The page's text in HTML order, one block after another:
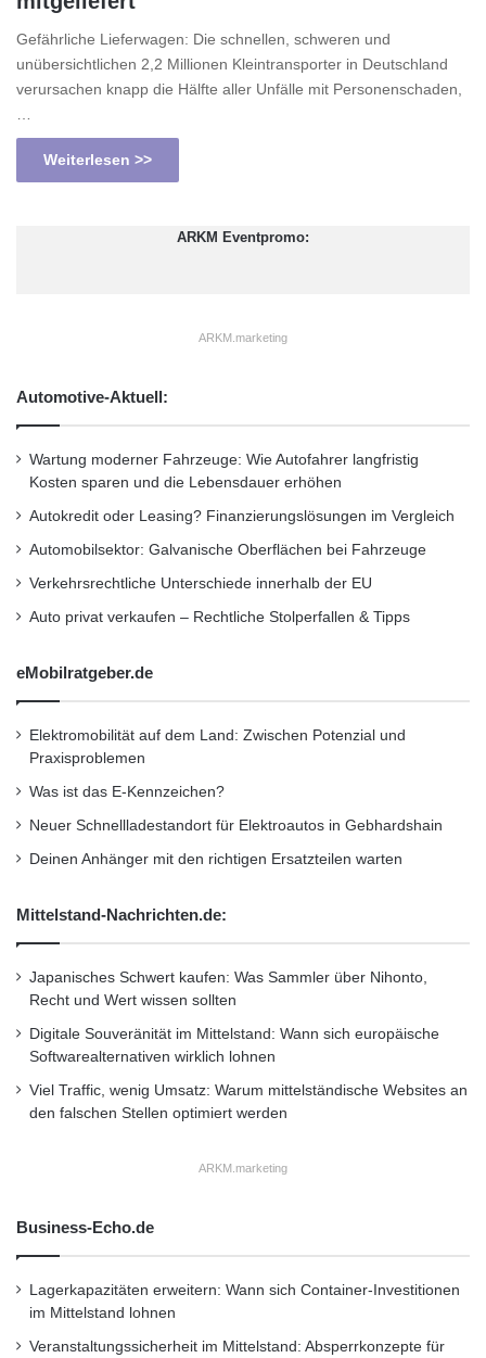
Gefährliche Lieferwagen: Die schnellen, schweren und
unübersichtlichen 2,2 Millionen Kleintransporter in Deutschland
verursachen knapp die Hälfte aller Unfälle mit Personenschaden,
Weiterlesen >>
ARKM Eventpromo:
ARKM.marketing
Automotive-Aktuell:
Wartung moderner Fahrzeuge: Wie Autofahrer langfristig
Kosten sparen und die Lebensdauer erhöhen
Autokredit oder Leasing? Finanzierungslösungen im Vergleich
Automobilsektor: Galvanische Oberflächen bei Fahrzeuge
Verkehrsrechtliche Unterschiede innerhalb der EU
Auto privat verkaufen – Rechtliche Stolperfallen & Tipps
eMobilratgeber.de
Elektromobilität auf dem Land: Zwischen Potenzial und
Praxisproblemen
Was ist das E-Kennzeichen?
Neuer Schnellladestandort für Elektroautos in Gebhardshain
Deinen Anhänger mit den richtigen Ersatzteilen warten
Mittelstand-Nachrichten.de:
Japanisches Schwert kaufen: Was Sammler über Nihonto,
Recht und Wert wissen sollten
Digitale Souveränität im Mittelstand: Wann sich europäische
Softwarealternativen wirklich lohnen
Viel Traffic, wenig Umsatz: Warum mittelständische Websites an
den falschen Stellen optimiert werden
ARKM.marketing
Business-Echo.de
Lagerkapazitäten erweitern: Wann sich Container-Investitionen
im Mittelstand lohnen
Veranstaltungssicherheit im Mittelstand: Absperrkonzepte für